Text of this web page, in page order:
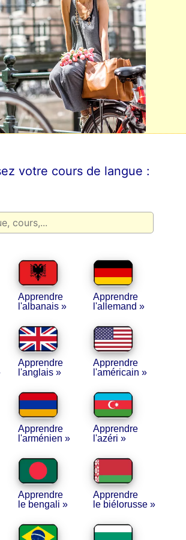
votre cours de langue :
Apprendre
l'albanais »
Apprendre
l'allemand »
Apprendre
l'anglais »
Apprendre
l'américain »
Apprendre
l'arménien »
Apprendre
l'azéri »
Apprendre
le bengali »
Apprendre
le biélorusse »